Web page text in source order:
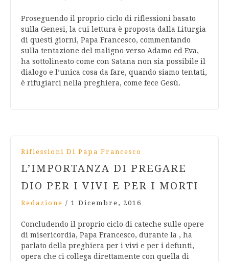
Proseguendo il proprio ciclo di riflessioni basato
sulla Genesi, la cui lettura è proposta dalla Liturgia
di questi giorni, Papa Francesco, commentando
sulla tentazione del maligno verso Adamo ed Eva,
ha sottolineato come con Satana non sia possibile il
dialogo e l’unica cosa da fare, quando siamo tentati,
è rifugiarci nella preghiera, come fece Gesù.
Riflessioni Di Papa Francesco
L’IMPORTANZA DI PREGARE
DIO PER I VIVI E PER I MORTI
Redazione / 1 Dicembre, 2016
Concludendo il proprio ciclo di cateche sulle opere
di misericordia, Papa Francesco, durante la , ha
parlato della preghiera per i vivi e per i defunti,
opera che ci collega direttamente con quella di